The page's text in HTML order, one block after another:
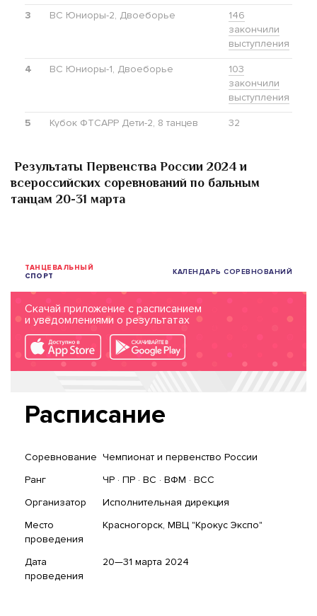
Результаты Первенства России 2024 и
всероссийских соревнований по бальным
танцам 20-31 марта